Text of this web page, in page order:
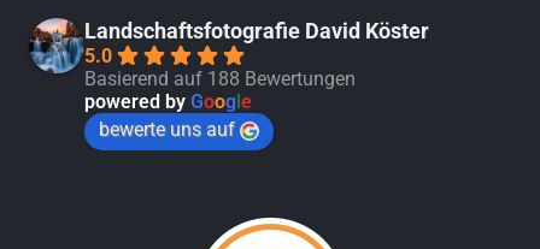
Landschaftsfotografie David Köster
5.0
Basierend auf 188 Bewertungen
powered by Goog e
bewerte uns auf